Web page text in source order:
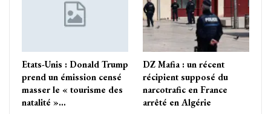
Etats-Unis : Donald Trump
prend un émission censé
masser le « tourisme des
natalité »…
DZ Mafia : un récent
récipient supposé du
narcotrafic en France
arrêté en Algérie